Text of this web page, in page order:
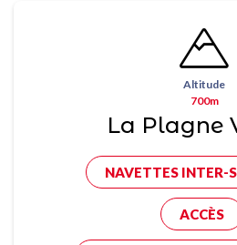
Altitude
700m
La Plagne
NAVETTES INTER-
ACCÈS